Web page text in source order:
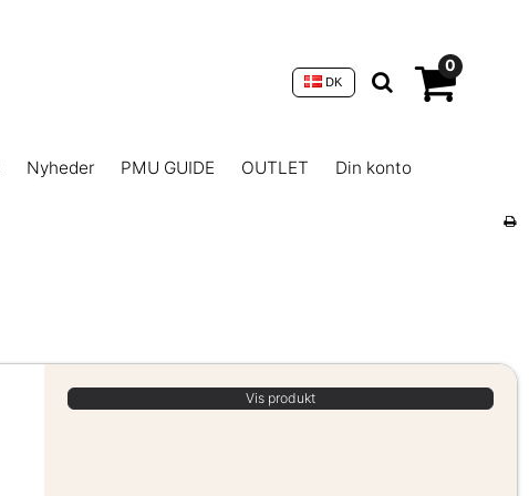
0
DK
Nyheder PMU GUIDE OUTLET Din konto
Vis produkt